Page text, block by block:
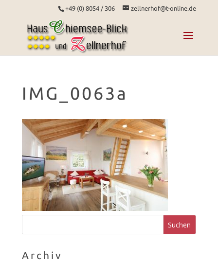
+49 (0) 8054 / 306 zellnerhof@t-online.de
IMG_0063a
Archiv